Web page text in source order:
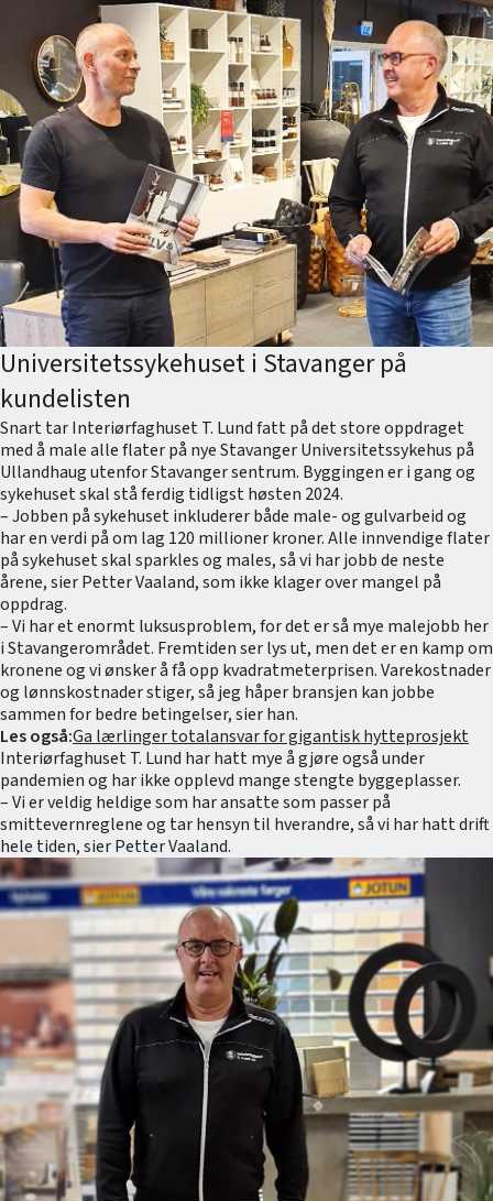
Universitetssykehuset i Stavanger på
kundelisten
Snart tar Interiørfaghuset T. Lund fatt på det store oppdraget
med å male alle flater på nye Stavanger Universitetssykehus på
Ullandhaug utenfor Stavanger sentrum. Byggingen er i gang og
sykehuset skal stå ferdig tidligst høsten 2024.
– Jobben på sykehuset inkluderer både male- og gulvarbeid og
har en verdi på om lag 120 millioner kroner. Alle innvendige flater
på sykehuset skal sparkles og males, så vi har jobb de neste
årene, sier Petter Vaaland, som ikke klager over mangel på
oppdrag.
– Vi har et enormt luksusproblem, for det er så mye malejobb her
i Stavangerområdet. Fremtiden ser lys ut, men det er en kamp om
kronene og vi ønsker å få opp kvadratmeterprisen. Varekostnader
og lønnskostnader stiger, så jeg håper bransjen kan jobbe
sammen for bedre betingelser, sier han.
Les også:Ga lærlinger totalansvar for gigantisk hytteprosjekt
Interiørfaghuset T. Lund har hatt mye å gjøre også under
pandemien og har ikke opplevd mange stengte byggeplasser.
– Vi er veldig heldige som har ansatte som passer på
smittevernreglene og tar hensyn til hverandre, så vi har hatt drift
hele tiden, sier Petter Vaaland.